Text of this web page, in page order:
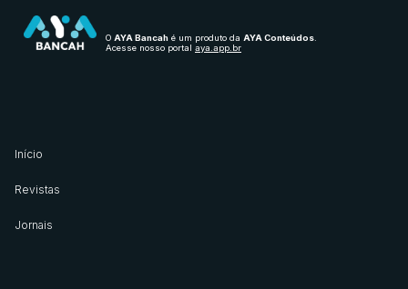
O AYA Bancah é um produto da AYA Conteúdos
Acesse nosso portal aya.app.br
Início
Revistas
Jornais